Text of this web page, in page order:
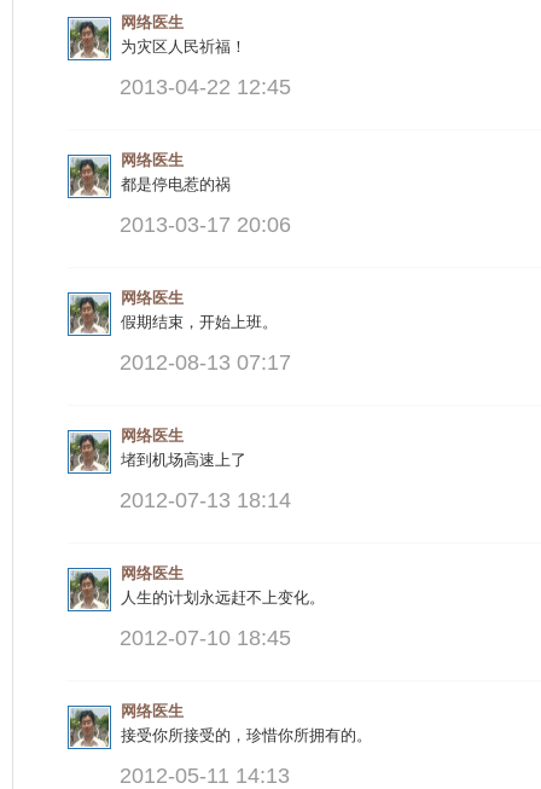
网络医生
为灾区人民祈福！
2013-04-22 12:45
网络医生
都是停电惹的祸
2013-03-17 20:06
网络医生
假期结束，开始上班。
2012-08-13 07:17
网络医生
堵到机场高速上了
2012-07-13 18:14
网络医生
人生的计划永远赶不上变化。
2012-07-10 18:45
网络医生
接受你所接受的，珍惜你所拥有的。
2012-05-11 14:13